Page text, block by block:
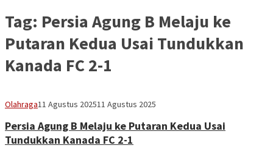
Tag: Persia Agung B Melaju ke
Putaran Kedua Usai Tundukkan
Kanada FC 2-1
OlahragaVananta
11 Agustus 202511 Agustus 2025
Persia Agung B Melaju ke Putaran Kedua Usai
Tundukkan Kanada FC 2-1